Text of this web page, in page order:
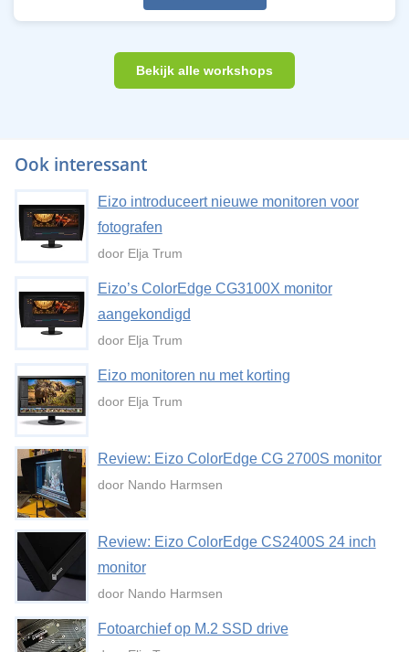
Bekijk alle workshops
Ook interessant
Eizo introduceert nieuwe monitoren voor
fotografen
door Elja Trum
Eizo’s ColorEdge CG3100X monitor
aangekondigd
door Elja Trum
Eizo monitoren nu met korting
door Elja Trum
Review: Eizo ColorEdge CG 2700S monitor
door Nando Harmsen
Review: Eizo ColorEdge CS2400S 24 inch
monitor
door Nando Harmsen
Fotoarchief op M.2 SSD drive